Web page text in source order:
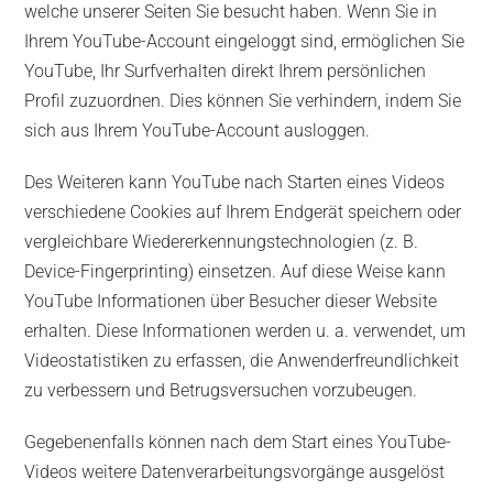
welche unserer Seiten Sie besucht haben. Wenn Sie in
Ihrem YouTube-Account eingeloggt sind, ermöglichen Sie
YouTube, Ihr Surfverhalten direkt Ihrem persönlichen
Profil zuzuordnen. Dies können Sie verhindern, indem Sie
sich aus Ihrem YouTube-Account ausloggen.
Des Weiteren kann YouTube nach Starten eines Videos
verschiedene Cookies auf Ihrem Endgerät speichern oder
vergleichbare Wiedererkennungstechnologien (z. B.
Device-Fingerprinting) einsetzen. Auf diese Weise kann
YouTube Informationen über Besucher dieser Website
erhalten. Diese Informationen werden u. a. verwendet, um
Videostatistiken zu erfassen, die Anwenderfreundlichkeit
zu verbessern und Betrugsversuchen vorzubeugen.
Gegebenenfalls können nach dem Start eines YouTube-
Videos weitere Datenverarbeitungsvorgänge ausgelöst